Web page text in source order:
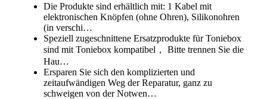
Die Produkte sind erhältlich mit: 1 Kabel mit
elektronischen Knöpfen (ohne Ohren), Silikonohren
(in verschi…
Speziell zugeschnittene Ersatzprodukte für Toniebox
sind mit Toniebox kompatibel， Bitte trennen Sie die
Hau…
Ersparen Sie sich den komplizierten und
zeitaufwändigen Weg der Reparatur, ganz zu
schweigen von der Notwen…